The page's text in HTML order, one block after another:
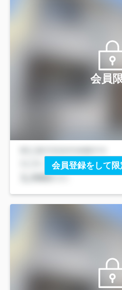
会員
会員登録をして